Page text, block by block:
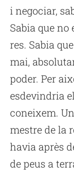
i negociar,
Sabia que
res. Sabia
mai,
poder. Per
esdevindria
coneixem.
mestre de la
havia après
de peus a